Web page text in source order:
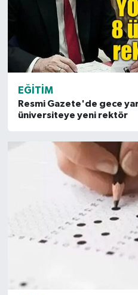
EĞITIM
Resmi Gazete'de gece
üniversiteye yeni rektör